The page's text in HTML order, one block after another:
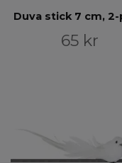
Duva stick 7 cm, 2-
65 kr